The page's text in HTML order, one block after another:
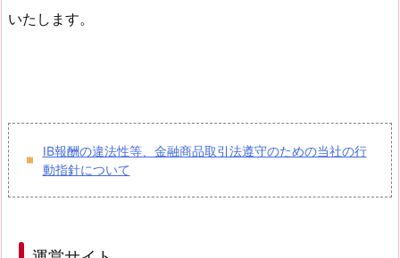
いたします。
IB報酬の違法性等、金融商品取引法遵守のための当社の行
動指針について